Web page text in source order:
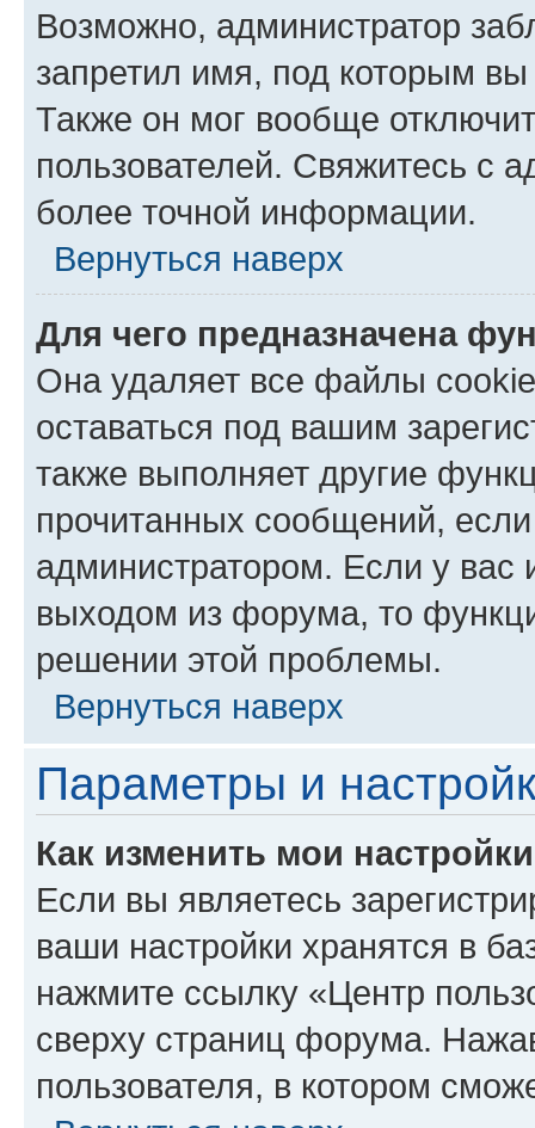
Возможно, администратор
запретил имя, под которым вы
Также он мог вообще
пользователей. Свяжитесь с
более точной информации.
Вернуться наверх
Для чего предназначена
Она удаляет все файлы
оставаться под вашим
также выполняет другие
прочитанных сообщений,
администратором. Если у
выходом из форума, то
решении этой проблемы.
Вернуться наверх
Параметры и
Как изменить мои
Если вы являетесь
ваши настройки хранятся в
нажмите ссылку «Центр
сверху страниц форума.
пользователя, в котором